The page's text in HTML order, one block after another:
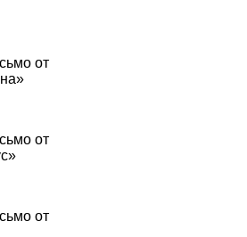
от
от
от